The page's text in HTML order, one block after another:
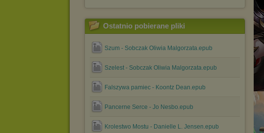
Ostatnio pobierane pliki
Szum - Sobczak Oliwia Malgorzata.epub
Szelest - Sobczak Oliwia Malgorzata.epub
Falszywa pamiec - Koontz Dean.epub
Pancerne Serce - Jo Nesbo.epub
Krolestwo Mostu - Danielle L. Jensen.epub